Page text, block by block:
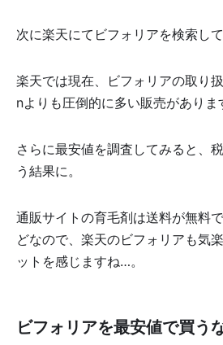
次に楽天にてビフォリアを検索して
楽天では現在、ビフォリアの取り
nよりも圧倒的に多い販売がありま
さらに最安値を調査してみると、
う結果に。
通販サイトの育毛剤は送料が無料
どなので、楽天のビフォリアも気
ットを感じますね…。
ビフォリアを最安値で買う